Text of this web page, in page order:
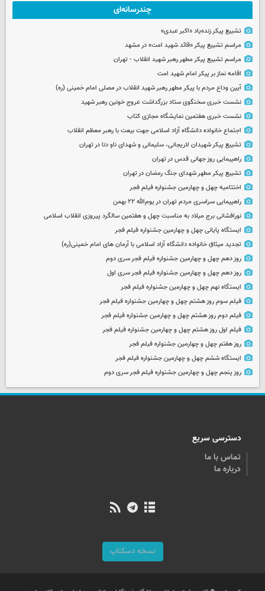
چندرسانه‌ای
تشییع پیکر زنده‌یاد «اکبر عبدی»
مراسم تشییع پیکر «قائد شهید امت» در مشهد
مراسم تشییع پیکر مطهر رهبر شهید انقلاب - تهران
اقامه نماز بر پیکر امام شهید امت
آیین وداع مردم با پیکر مطهر رهبر شهید انقلاب در مصلی امام خمینی (ره)
نشست خبری سخنگوی ستاد بزرگداشت عروج خونین رهبر شهید
نشست خبری هفتمین نمایشگاه مجازی کتاب
اجتماع خانواده دانشگاه آزاد اسلامی جهت بیعت با رهبر معظم انقلاب
تشییع پیکر شهیدان لاریجانی، سلیمانی و شهدای ناو دنا در تهران
راهپیمایی روز جهانی قدس در تهران
تشییع پیکر مطهر شهدای جنگ رمضان در تهران
اختتامیه چهل و چهارمین جشنواره فیلم فجر
راهپیمایی سراسری مردم تهران در یوم‌الله ۲۲ بهمن
نورافشانی برج میلاد به مناسبت چهل‌ و هفتمین سالگرد پیروزی انقلاب اسلامی
ایستگاه پایانی چهل و چهارمین جشنواره فیلم فجر
تجدید میثاق خانواده دانشگاه آزاد اسلامی با آرمان های امام خمینی(ره)
روز دهم چهل و چهارمین جشنواره فیلم فجر سری دوم
روز دهم چهل و چهارمین جشنواره فیلم فجر سری اول
ایستگاه نهم چهل و چهارمین جشنواره فیلم فجر
فیلم سوم روز هشتم چهل و چهارمین جشنواره فیلم فجر
فیلم دوم روز هشتم چهل و چهارمین جشنواره فیلم فجر
فیلم اول روز هشتم چهل و چهارمین جشنواره فیلم فجر
روز هفتم چهل و چهارمین جشنواره فیلم فجر
ایستگاه ششم چهل و چهارمین جشنواره فیلم فجر
روز پنجم چهل و چهارمین جشنواره فیلم فجر سری دوم
دسترسی سریع
تماس با ما
درباره ما
نسخه دسکتاپ